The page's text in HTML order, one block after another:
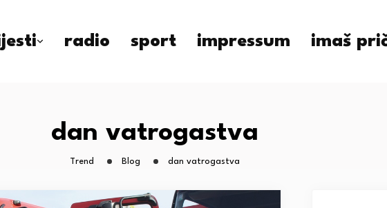
radio sport impressum imaš
dan vatrogastva
Trend Blog dan vatrogastva